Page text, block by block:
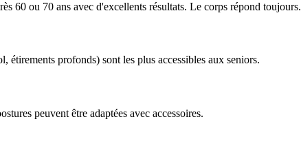
60 ou 70 ans avec d'excellents résultats. Le corps répond toujours.
étirements profonds) sont les plus accessibles aux seniors.
peuvent être adaptées avec accessoires.